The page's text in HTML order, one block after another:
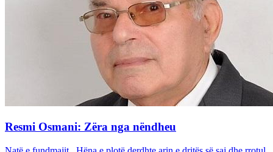
Resmi Osmani: Zëra nga nëndheu